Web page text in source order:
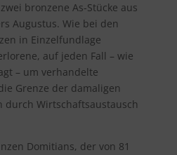
bronzene As-Stücke aus
Augustus. Wie bei den
in Einzelfundlage
auf jeden Fall – wie
– um verhandelte
Grenze der damaligen
durch Wirtschaftsaustausch
Domitians, der von 81